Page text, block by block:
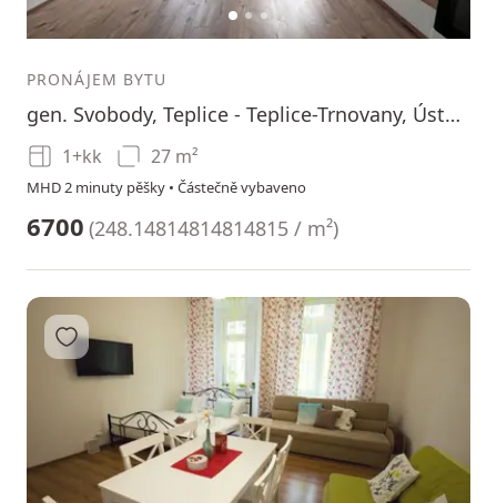
12 3
PRONÁJEM BYTU
gen. Svobody, Teplice - Teplice-Trnovany, Ústecký kraj
1+kk 27 m²
MHD 2 minuty pěšky • Částečně vybaveno
6700 (248.14814814814815 / m²)
Přidat do oblíbených